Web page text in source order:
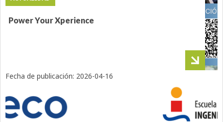
Power Your Xperience
Fecha de publicación: 2026-04-16